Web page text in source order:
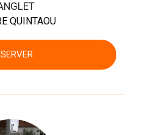
QUINTAOU